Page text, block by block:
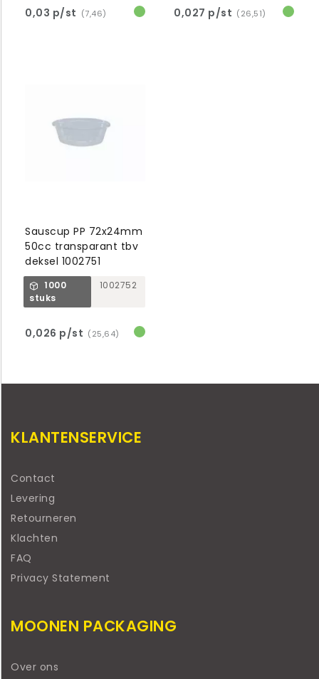
0,03 p/st (7,46) 0,027 p/st (26,51)
Sauscup PP 72x24mm
50cc transparant tbv
deksel 1002751
1000
stuks
1002752
0,026 p/st (25,64)
KLANTENSERVICE
Contact
Levering
Retourneren
Klachten
FAQ
Privacy Statement
MOONEN PACKAGING
Over ons